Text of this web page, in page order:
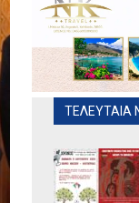
ΤΕΛΕΥΤΑΙΑ